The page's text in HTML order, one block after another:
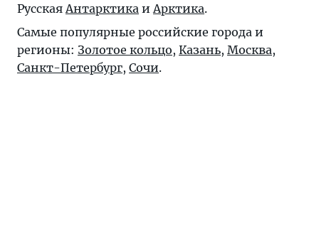
Русская Антарктика и Арктика.
Самые популярные российские города и
регионы: Золотое кольцо, Казань, Москва,
Санкт-Петербург, Сочи.